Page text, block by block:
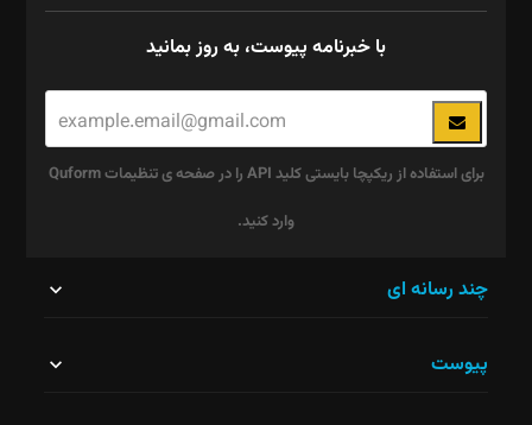
با خبرنامه پیوست، به روز بمانید
برای استفاده از ریکپچا بایستی کلید API را در صفحه ی تنظیمات Quform
وارد کنید.
نباید
چند رسانه ای
پیوست